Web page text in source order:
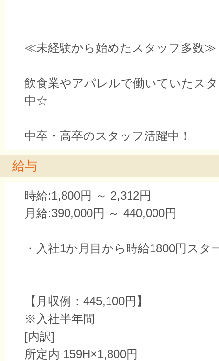
≪未経験から始めたスタッフ多数≫
飲食業やアパレルで働いていたス
中☆
中卒・高卒のスタッフ活躍中！
給与
時給:1,800円 ～ 2,312円
月給:390,000円 ～ 440,000円
・入社1か月目から時給1800円スタ
【月収例：445,100円】
※入社半年間
[内訳]
所定内 159H×1,800円